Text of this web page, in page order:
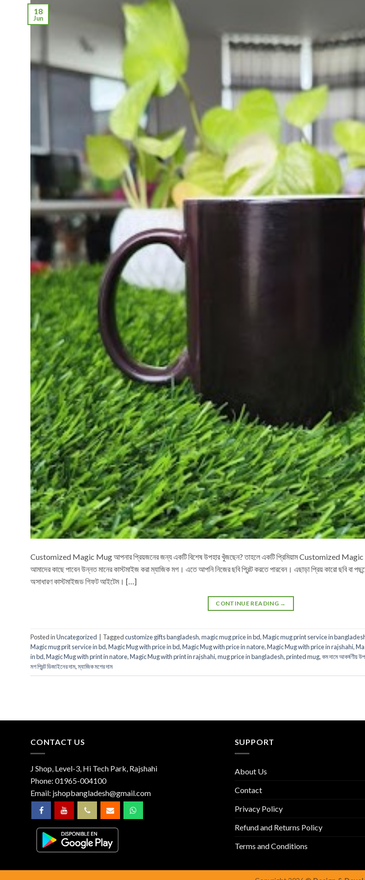
18
Jun
Customized Magic Mug আপনার প্রিয়জনের জন্য একটি বিশেষ উপহার খুঁজছেন? তাহলে একটি প্রিমিয়াম Customized Magic
আমাদের কাছে পাবেন উন্নত মানের কাস্টমাইজ করা ম্যাজিক মগ। এতে আপনি নিজের ছবি প্রিন্ট করতে পারবেন। এছাড়া প্রিয় কারো ছবি বা
অসাধারণ কাস্টমাইজড গিফট আইটেম। […]
CONTINUE READING →
Posted inUncategorized Taggedcustomize gifts bangladesh,magic mug price in bd,Magic mug print service in
Magic mug prit service in bd,Magic Mug with price in bd,Magic Mug with price in natore,Magic Mug with price in rajshahi,
in bd,Magic Mug with print in natore,Magic Mug with print in rajshahi,mug price in bangladesh,printed mug,কম দামে আকর্ষণীয়
মগ প্রিন্ট ডিজাইনের দাম,ম্যাজিক মগের দাম
CONTACT US
J Shop, Level-3, Hi Tech Park, Rajshahi
Phone: 01965-004100
Email: jshopbangladesh@gmail.com
SUPPORT
About Us
Contact
Privacy Policy
Refund and Returns Policy
Terms and Conditions